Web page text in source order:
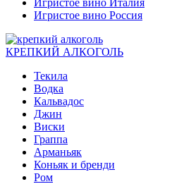
Игристое вино Италия
Игристое вино Россия
КРЕПКИЙ АЛКОГОЛЬ
Текила
Водка
Кальвадос
Джин
Виски
Граппа
Арманьяк
Коньяк и бренди
Ром